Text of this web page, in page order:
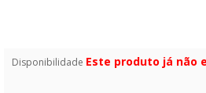
Disponibilidade Este produto já não